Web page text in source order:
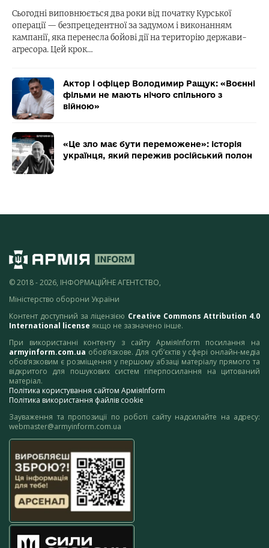
Сьогодні виповнюється два роки від початку Курської
операції — безпрецедентної за задумом і виконанням
кампанії, яка перенесла бойові дії на територію держави-
агресора. Цей крок…
Актор і офіцер Володимир Ращук: «Воєнні
фільми не мають нічого спільного з
війною»
«Це зло має бути переможене»: історія
українця, який пережив російський полон
© 2018 - 2026, ІНФОРМАЦІЙНЕ АГЕНТСТВО,
Міністерство оборони України
Контент доступний за ліцензією Creative Commons Attribution 4.0
International license якщо не зазначено інше.
При використанні контенту з сайту АрміяInform посилання на
armyinform.com.ua обов’язкове. Для суб’єктів у сфері онлайн-медіа
обов’язковим є розміщення у першому абзаці матеріалу прямого та
відкритого для пошукових систем гіперпосилання на цитований
матеріал.
Політика користування сайтом АрміяInform
Політика використання файлів cookie
Зауваження та пропозиції по роботі сайту надсилайте на адресу:
webmaster@armyinform.com.ua